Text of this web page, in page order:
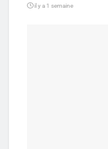
il y a 1 semaine